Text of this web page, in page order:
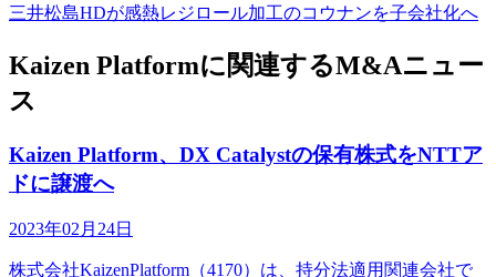
三井松島HDが感熱レジロール加工のコウナンを子会社化へ
Kaizen Platformに関連するM&Aニュー
ス
Kaizen Platform、DX Catalystの保有株式をNTTア
ドに譲渡へ
2023年02月24日
株式会社KaizenPlatform（4170）は、持分法適用関連会社で